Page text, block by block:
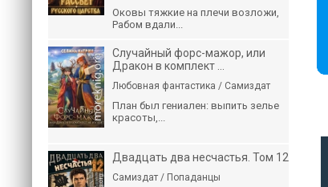
Оковы тяжкие на плечи возложи,
Рабом вдали...
Случайный форс-мажор, или
Дракон в комплект ...
Любовная фантастика / Самиздат
План был гениален: выпить зелье
красоты,...
Двадцать два несчастья. Том 12
Самиздат / Попаданцы